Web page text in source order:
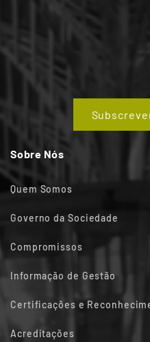
Sobre Nós
Quem Somos
Governo da Sociedade
Compromissos
Informação de Gestão
Certificações e
Acreditações